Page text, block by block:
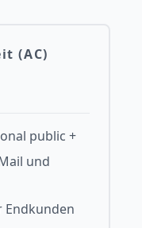
(AC)
public +
und
Endkunden